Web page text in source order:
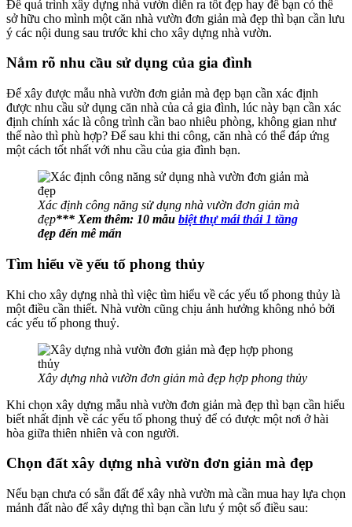
Để quá trình xây dựng nhà vườn diễn ra tốt đẹp hay để bạn có thể
sở hữu cho mình một căn nhà vườn đơn giản mà đẹp thì bạn cần lưu
ý các nội dung sau trước khi cho xây dựng nhà vườn.
Nắm rõ nhu cầu sử dụng của gia đình
Để xây được mẫu nhà vườn đơn giản mà đẹp bạn cần xác định
được nhu cầu sử dụng căn nhà của cả gia đình, lúc này bạn cần xác
định chính xác là công trình cần bao nhiêu phòng, không gian như
thế nào thì phù hợp? Để sau khi thi công, căn nhà có thể đáp ứng
một cách tốt nhất với nhu cầu của gia đình bạn.
Xác định công năng sử dụng nhà vườn đơn giản mà
đẹp*** Xem thêm: 10 mẫu biệt thự mái thái 1 tầng
đẹp đến mê mẩn
Tìm hiểu về yếu tố phong thủy
Khi cho xây dựng nhà thì việc tìm hiểu về các yếu tố phong thủy là
một điều cần thiết. Nhà vườn cũng chịu ảnh hưởng không nhỏ bởi
các yếu tố phong thuỷ.
Xây dựng nhà vườn đơn giản mà đẹp hợp phong thủy
Khi chọn xây dựng mẫu nhà vườn đơn giản mà đẹp thì bạn cần hiểu
biết nhất định về các yếu tố phong thuỷ để có được một nơi ở hài
hòa giữa thiên nhiên và con người.
Chọn đất xây dựng nhà vườn đơn giản mà đẹp
Nếu bạn chưa có sẵn đất để xây nhà vườn mà cần mua hay lựa chọn
mảnh đất nào để xây dựng thì bạn cần lưu ý một số điều sau: